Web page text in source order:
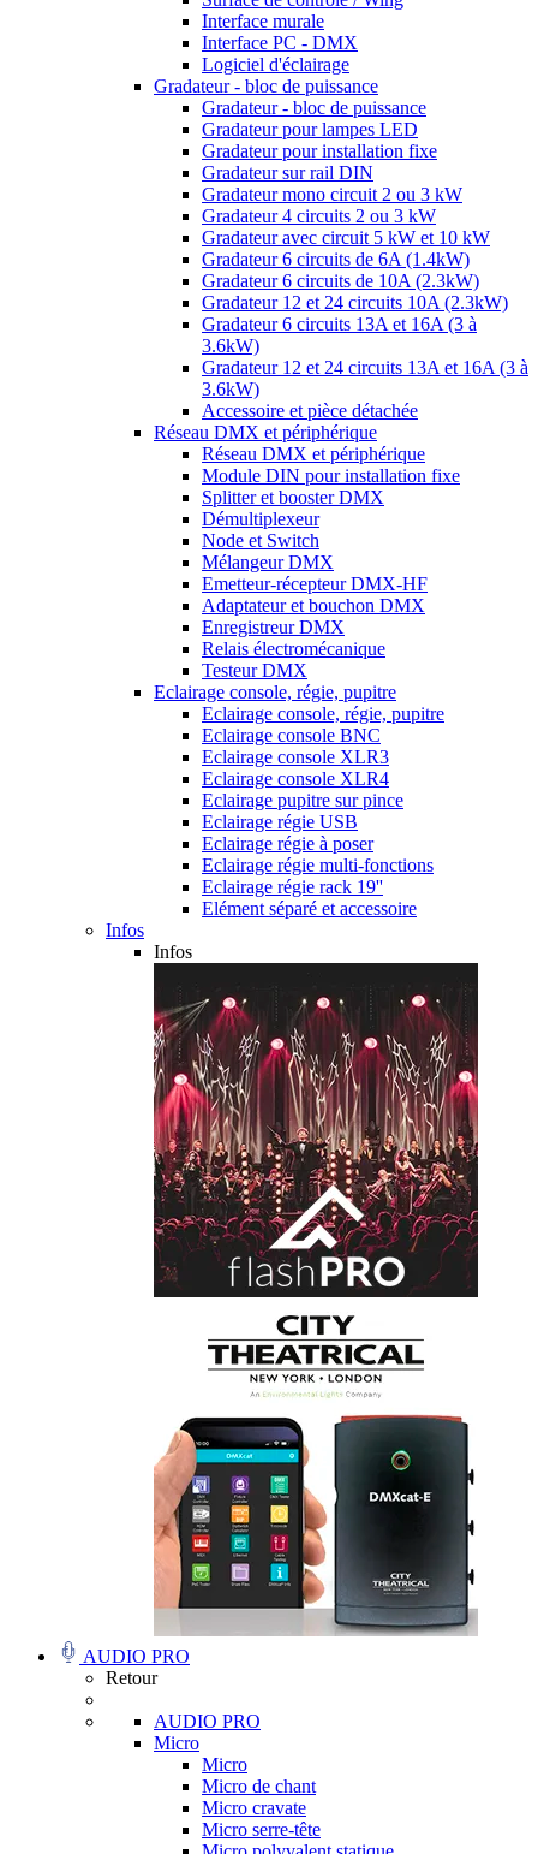
Interface murale
Interface PC - DMX
Logiciel d'éclairage
Gradateur - bloc de puissance
Gradateur - bloc de puissance
Gradateur pour lampes LED
Gradateur pour installation fixe
Gradateur sur rail DIN
Gradateur mono circuit 2 ou 3 kW
Gradateur 4 circuits 2 ou 3 kW
Gradateur avec circuit 5 kW et 10 kW
Gradateur 6 circuits de 6A (1.4kW)
Gradateur 6 circuits de 10A (2.3kW)
Gradateur 12 et 24 circuits 10A (2.3kW)
Gradateur 6 circuits 13A et 16A (3 à
3.6kW)
Gradateur 12 et 24 circuits 13A et 16A (3 à
3.6kW)
Accessoire et pièce détachée
Réseau DMX et périphérique
Réseau DMX et périphérique
Module DIN pour installation fixe
Splitter et booster DMX
Démultiplexeur
Node et Switch
Mélangeur DMX
Emetteur-récepteur DMX-HF
Adaptateur et bouchon DMX
Enregistreur DMX
Relais électromécanique
Testeur DMX
Eclairage console, régie, pupitre
Eclairage console, régie, pupitre
Eclairage console BNC
Eclairage console XLR3
Eclairage console XLR4
Eclairage pupitre sur pince
Eclairage régie USB
Eclairage régie à poser
Eclairage régie multi-fonctions
Eclairage régie rack 19''
Elément séparé et accessoire
Infos
Infos
AUDIO PRO
Retour
AUDIO PRO
Micro
Micro
Micro de chant
Micro cravate
Micro serre-tête